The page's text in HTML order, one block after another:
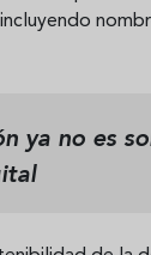
ya no es